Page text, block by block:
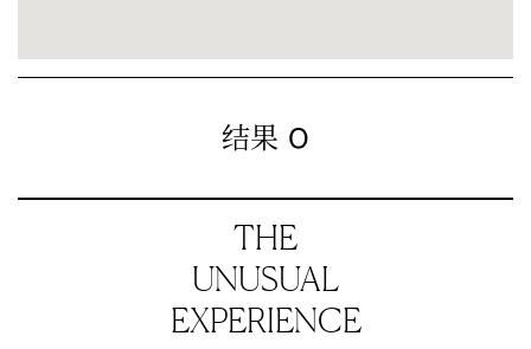
结果 0
THE
UNUSUAL
EXPERIENCE